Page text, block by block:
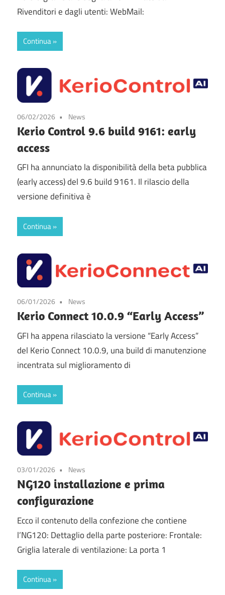
Rivenditori e dagli utenti: WebMail:
Continua
06/02/2026 News
Kerio Control 9.6 build 9161: early
access
GFI ha annunciato la disponibilità della beta pubblica
(early access) del 9.6 build 9161. Il rilascio della
versione definitiva è
Continua
06/01/2026 News
Kerio Connect 10.0.9 “Early Access”
GFI ha appena rilasciato la versione “Early Access”
del Kerio Connect 10.0.9, una build di manutenzione
incentrata sul miglioramento di
Continua
03/01/2026 News
NG120 installazione e prima
configurazione
Ecco il contenuto della confezione che contiene
l’NG120: Dettaglio della parte posteriore: Frontale:
Griglia laterale di ventilazione: La porta 1
Continua